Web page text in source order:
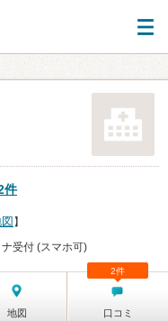
件
】
ナ受付 (スマホ可)
地図 口コミ
2件